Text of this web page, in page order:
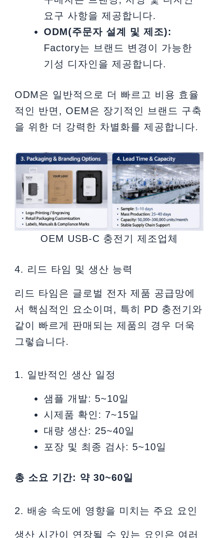
요구 사항을 제공합니다.
ODM(주문자 설계 및 제조):
Factory는 브랜드 변경이 가능한
기성 디자인을 제공합니다.
ODM은 일반적으로 더 빠르고 비용 효율
적인 반면, OEM은 장기적인 브랜드 구축
을 위한 더 강력한 차별화를 제공합니다.
OEM USB-C 충전기 제조업체
4. 리드 타임 및 생산 능력
리드 타임은 글로벌 전자 제품 공급망에
서 핵심적인 요소이며, 특히 PD 충전기와
같이 빠르게 판매되는 제품의 경우 더욱
그렇습니다.
1. 일반적인 생산 일정
샘플 개발: 5~10일
시제품 확인: 7~15일
대량 생산: 25~40일
포장 및 최종 검사: 5~10일
총 소요 기간: 약 30~60일
2. 배송 속도에 영향을 미치는 주요 요인
생산 시간이 연장될 수 있는 요인은 여러